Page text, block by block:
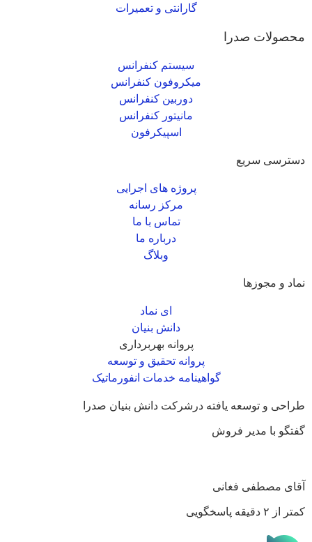
گارانتی و تعمیرات
محصولات صدرا
سیستم کنفرانس
میکروفون کنفرانس
دوربین کنفرانس
مانیتور کنفرانس
اسپیکرفون
دسترسی سریع
پروژه های اجرایی
مرکز رسانه
تماس با ما
درباره ما
وبلاگ
نماد و مجوزها
ای نماد
دانش بنیان
پروانه بهربرداری
پروانه تحقیق و توسعه
گواهینامه خدمات انفورماتیک
طراحی و توسعه یافته درشرکت دانش بنیان صدرا
گفتگو با مدیر فروش
آقای مصطفی فغانی
کمتر از ۲ دقیقه پاسخگویی